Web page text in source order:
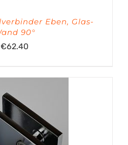
Eben, Glas-
90°
€62.40